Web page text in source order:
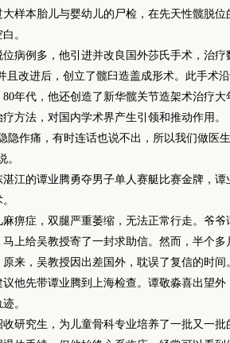
样本胎儿与婴幼儿的尸检，在先天性髋脱位
。
例多，他引进并改良国外莎氏手术，治疗
且改进后，创立了髋臼造盖成形术。此手术
年代，他还创造了新华髋关节造架术治疗大
方法，对国内学术界产生引领和推动作用。
作痛，有时连话也说不出，所以我们做医
。
的谭业腾勇夺男子单人赛艇比赛金牌，谭
症，双腿严重萎缩，无法正常行走。爷爷
上给吴教授寄了一封求助信。然而，半个多
来，吴教授因出差国外，耽误了复信的时
他先带谭业腾到上海检查。谭敬淼喜出望外
。
究生，为儿童骨科专业培养了一批又一批